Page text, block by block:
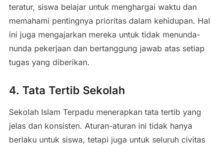
teratur, siswa belajar untuk menghargai waktu dan
memahami pentingnya prioritas dalam kehidupan. Hal
ini juga mengajarkan mereka untuk tidak menunda-
nunda pekerjaan dan bertanggung jawab atas setiap
tugas yang diberikan.
4. Tata Tertib Sekolah
Sekolah Islam Terpadu menerapkan tata tertib yang
jelas dan konsisten. Aturan-aturan ini tidak hanya
berlaku untuk siswa, tetapi juga untuk seluruh civitas